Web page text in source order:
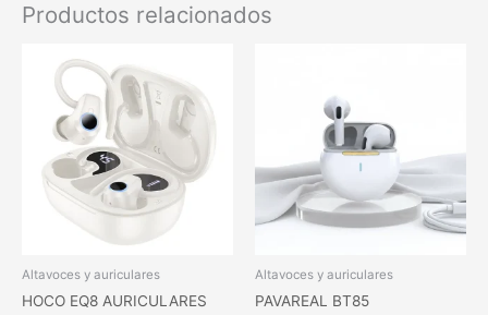
Productos relacionados
Altavoces y auriculares
HOCO EQ8 AURICULARES
Altavoces y auriculares
PAVAREAL BT85